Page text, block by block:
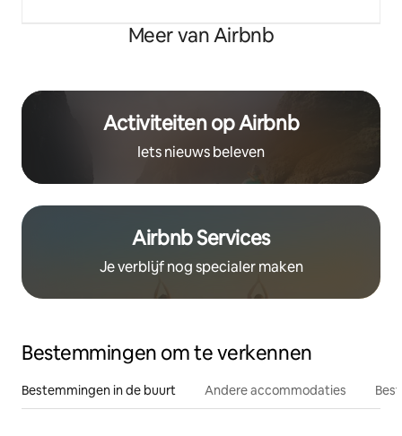
Meer van Airbnb
Activiteiten op Airbnb
Iets nieuws beleven
Airbnb Services
Je verblijf nog specialer maken
Bestemmingen om te verkennen
Bestemmingen in de buurt Andere accommodaties